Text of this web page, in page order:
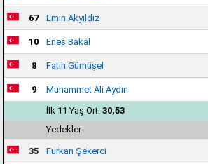
67 Emin Akyıldız
10 Enes Bakal
8 Fatih Gümüşel
9
Muhammet Ali Aydın
İlk 11 Yaş Ort. 30,53
Yedekler
35 Furkan Şekerci